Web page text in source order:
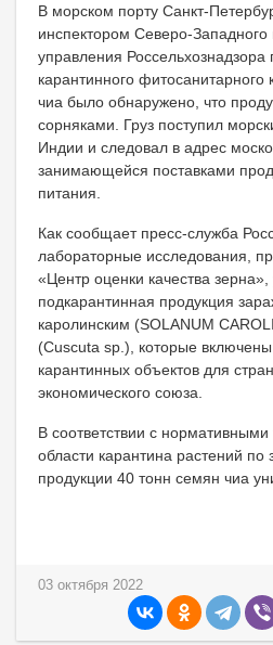
В морском порту Санкт-
инспектором Северо-
управления Россельхознадзора
карантинного фитосанитарного
чиа было обнаружено, что
сорняками. Груз поступил
Индии и следовал в адрес
занимающейся поставками
питания.
Как сообщает пресс-служба
лабораторные исследования,
«Центр оценки качества зерна»,
подкарантинная продукция
каролинским (SOLANUM
(Cuscuta sp.), которые
карантинных объектов для
экономического союза.
В соответствии с
области карантина растений по
продукции 40 тонн семян чиа
03 октября 2022